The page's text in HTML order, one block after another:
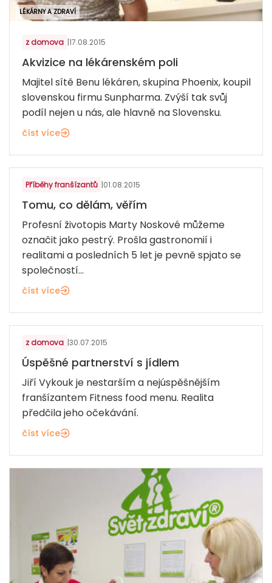
LÉKÁRNY A ZDRAVÍ
z domova |17.08.2015
Akvizice na lékárenském poli
Majitel sítě Benu lékáren, skupina Phoenix, koupil
slovenskou firmu Sunpharma. Zvýší tak svůj
podíl nejen u nás, ale hlavně na Slovensku.
číst více
LÉKÁRNY A ZDRAVÍ
Příběhy franšízantů |01.08.2015
Tomu, co dělám, věřím
Profesní životopis Marty Noskové můžeme
označit jako pestrý. Prošla gastronomií i
realitami a posledních 5 let je pevně spjato se
společností...
číst více
LÉKÁRNY A ZDRAVÍ
z domova |30.07.2015
Úspěšné partnerství s jídlem
Jiří Vykouk je nestarším a nejúspěšnějším
franšízantem Fitness food menu. Realita
předčila jeho očekávání.
číst více